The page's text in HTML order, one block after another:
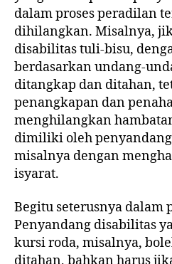
dalam proses peradilan
dihilangkan. Misalnya,
disabilitas tuli-bisu,
berdasarkan undang-
ditangkap dan ditahan,
penangkapan dan
menghilangkan
dimiliki oleh
misalnya dengan
isyarat.
Begitu seterusnya dalam
Penyandang disabilitas
kursi roda, misalnya,